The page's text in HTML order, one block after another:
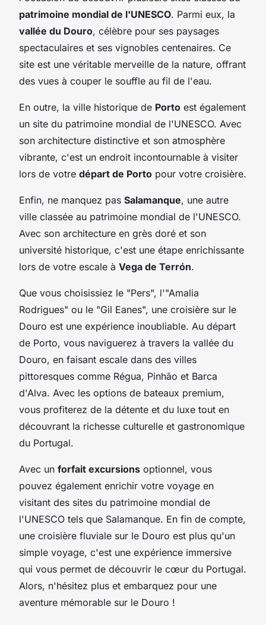
patrimoine mondial de l'UNESCO. Parmi eux, la
vallée du Douro, célèbre pour ses paysages
spectaculaires et ses vignobles centenaires. Ce
site est une véritable merveille de la nature, offrant
des vues à couper le souffle au fil de l'eau.
En outre, la ville historique de Porto est également
un site du patrimoine mondial de l'UNESCO. Avec
son architecture distinctive et son atmosphère
vibrante, c'est un endroit incontournable à visiter
lors de votre départ de Porto pour votre croisière.
Enfin, ne manquez pas Salamanque, une autre
ville classée au patrimoine mondial de l'UNESCO.
Avec son architecture en grès doré et son
université historique, c'est une étape enrichissante
lors de votre escale à Vega de Terrón.
Que vous choisissiez le "Pers", l'"Amalia
Rodrigues" ou le "Gil Eanes", une croisière sur le
Douro est une expérience inoubliable. Au départ
de Porto, vous naviguerez à travers la vallée du
Douro, en faisant escale dans des villes
pittoresques comme Régua, Pinhão et Barca
d'Alva. Avec les options de bateaux premium,
vous profiterez de la détente et du luxe tout en
découvrant la richesse culturelle et gastronomique
du Portugal.
Avec un forfait excursions optionnel, vous
pouvez également enrichir votre voyage en
visitant des sites du patrimoine mondial de
l'UNESCO tels que Salamanque. En fin de compte,
une croisière fluviale sur le Douro est plus qu'un
simple voyage, c'est une expérience immersive
qui vous permet de découvrir le cœur du Portugal.
Alors, n'hésitez plus et embarquez pour une
aventure mémorable sur le Douro !